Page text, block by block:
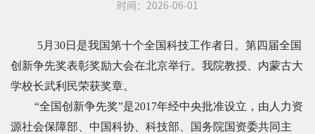
时间：2026-06-01
5月30日是我国第十个全国科技工作者日。第四届全国
创新争先奖表彰奖励大会在北京举行。我院教授、内蒙古大
学校长武利民荣获奖章。
“全国创新争先奖”是2017年经中央批准设立，由人力资
源社会保障部、中国科协、科技部、国务院国资委共同主